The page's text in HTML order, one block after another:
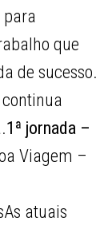
para
que
de sucesso.
1ª jornada –
Viagem –
atuais